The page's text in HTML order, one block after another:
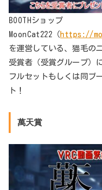
BOOTHショップ
MoonCat222（https://
を運営している、猫毛の
受賞者（受賞グループ）
フルセットもしくは同ブ
ト！
萬天賞